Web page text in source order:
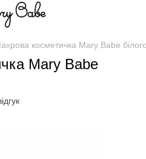
косметичка Mary Babe
Mary Babe